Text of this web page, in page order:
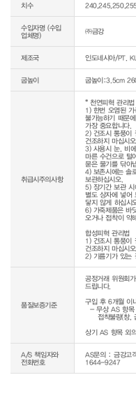
치수
수입자명 (수입
업체명)
㈜금강
제조국 인도네시아/PT.
굽높이 굽높이:3.5cm
취급시주의사항
* 천연피혁 관리법
1) 한번 오염된
불가능하기 때문
가장 중요합니다.
2) 건조시 통풍이
건조하지 마십시오.
3) 사용시 눈, 비
마른 수건으로 털
묻은 물기를 닦아
4) 보존시에는 솔
보관하십시오.
5) 장기간 보관 시
별도 상자에 넣어
닿지 않게 하십시
6) 가죽제품은 바
오거나 접착이 약
합성피혁 관리법
1) 건조시 통풍이
건조하지 마십시오.
2) 기름기가 있는
품질보증기준
공정거래 위원회
드립니다.
구입 후 6개월 이
  - 무상 AS 항목
상기 AS 항목 외
A/S 책임자와
전화번호
AS문의 : 금강고
1644-9247